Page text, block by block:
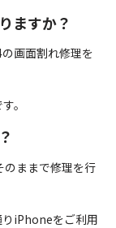
ますか？
画面割れ修理を
。
のままで修理を行
りiPhoneをご利用